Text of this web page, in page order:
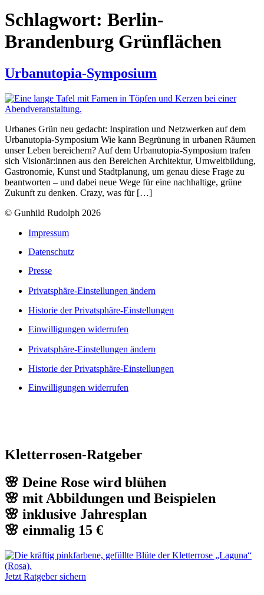
Schlagwort: Berlin-
Brandenburg Grünflächen
Urbanutopia-Symposium
Urbanes Grün neu gedacht: Inspiration und Netzwerken auf dem
Urbanutopia-Symposium Wie kann Begrünung in urbanen Räumen
unser Leben bereichern? Auf dem Urbanutopia-Symposium trafen
sich Visionär:innen aus den Bereichen Architektur, Umweltbildung,
Gastronomie, Kunst und Stadtplanung, um genau diese Frage zu
beantworten – und dabei neue Wege für eine nachhaltige, grüne
Zukunft zu denken. Crazy, was für […]
© Gunhild Rudolph 2026
Impressum
Datenschutz
Presse
Privatsphäre-Einstellungen ändern
Historie der Privatsphäre-Einstellungen
Einwilligungen widerrufen
Privatsphäre-Einstellungen ändern
Historie der Privatsphäre-Einstellungen
Einwilligungen widerrufen
Kletterrosen-Ratgeber
🌸 Deine Rose wird blühen
🌸 mit Abbildungen und Beispielen
🌸 inklusive Jahresplan
🌸 einmalig 15 €
Jetzt Ratgeber sichern